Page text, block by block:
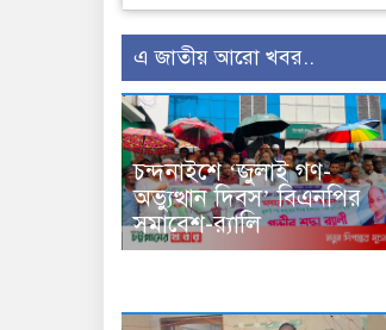
এ জাতীয় আরো খবর..
চন্দনাইশে ‘জুলাই গণ-
অভ্যুত্থান দিবস’ বিএনপির
সমাবেশ-র‌্যালি